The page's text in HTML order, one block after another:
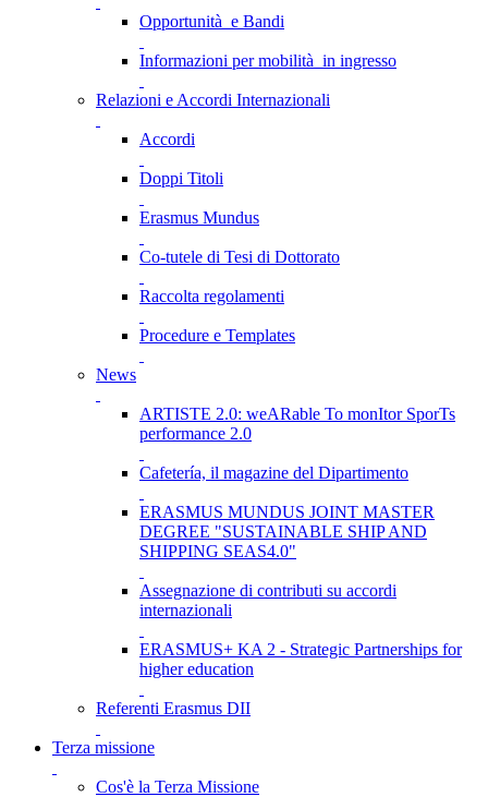
Opportunità e Bandi
Informazioni per mobilità in ingresso
Relazioni e Accordi Internazionali
Accordi
Doppi Titoli
Erasmus Mundus
Co-tutele di Tesi di Dottorato
Raccolta regolamenti
Procedure e Templates
News
ARTISTE 2.0: weARable To monItor SporTs
performance 2.0
Cafetería, il magazine del Dipartimento
ERASMUS MUNDUS JOINT MASTER
DEGREE "SUSTAINABLE SHIP AND
SHIPPING SEAS4.0"
Assegnazione di contributi su accordi
internazionali
ERASMUS+ KA 2 - Strategic Partnerships for
higher education
Referenti Erasmus DII
Terza missione
Cos'è la Terza Missione